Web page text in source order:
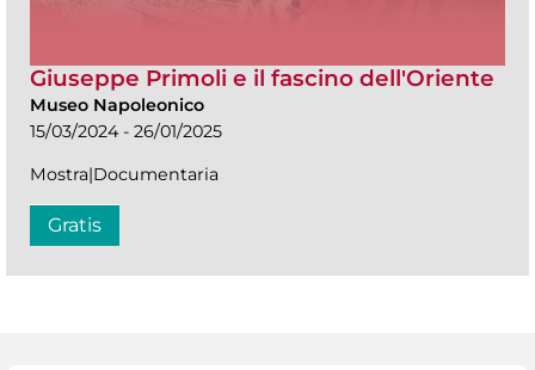
Giuseppe Primoli e il fascino dell'Oriente
Museo Napoleonico
15/03/2024 - 26/01/2025
Mostra|Documentaria
Gratis